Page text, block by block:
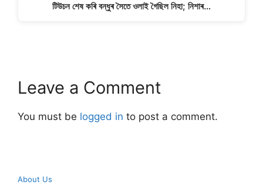
টিউচন শেষ কৰি বন্ধুৰ সৈতে ওলাই গৈছিল নিহা; নিশাৰ…
Leave a Comment
You must be logged in to post a comment.
About Us